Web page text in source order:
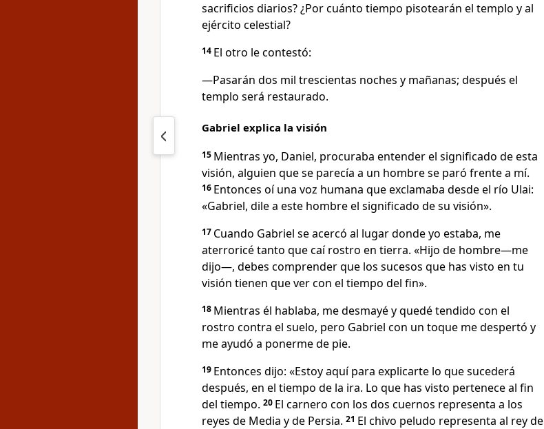
sacrificios diarios? ¿Por cuánto tiempo pisotearán el templo y al
ejército celestial?
14 El otro le contestó:
—Pasarán dos mil trescientas noches y mañanas; después el
templo será restaurado.
Gabriel explica la visión
15 Mientras yo, Daniel, procuraba entender el significado de esta
visión, alguien que se parecía a un hombre se paró frente a mí.
16 Entonces oí una voz humana que exclamaba desde el río Ulai:
«Gabriel, dile a este hombre el significado de su visión».
17 Cuando Gabriel se acercó al lugar donde yo estaba, me
aterroricé tanto que caí rostro en tierra. «Hijo de hombre—me
dijo—, debes comprender que los sucesos que has visto en tu
visión tienen que ver con el tiempo del fin».
18 Mientras él hablaba, me desmayé y quedé tendido con el
rostro contra el suelo, pero Gabriel con un toque me despertó y
me ayudó a ponerme de pie.
19 Entonces dijo: «Estoy aquí para explicarte lo que sucederá
después, en el tiempo de la ira. Lo que has visto pertenece al fin
del tiempo. 20 El carnero con los dos cuernos representa a los
reyes de Media y de Persia. 21 El chivo peludo representa al rey de